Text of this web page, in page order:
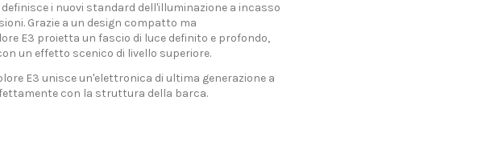
definisce i nuovi standard dell'illuminazione a incasso
Grazie a un design compatto ma
E3 proietta un fascio di luce definito e profondo,
un effetto scenico di livello superiore.
E3 unisce un'elettronica di ultima generazione a
con la struttura della barca.